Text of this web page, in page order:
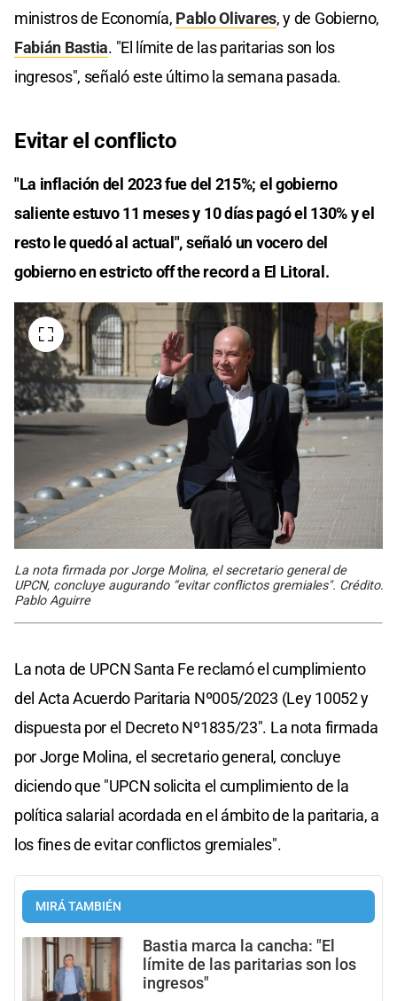
ministros de Economía, Pablo Olivares, y de Gobierno,
Fabián Bastia. "El límite de las paritarias son los
ingresos", señaló este último la semana pasada.
Evitar el conflicto
"La inflación del 2023 fue del 215%; el gobierno
saliente estuvo 11 meses y 10 días pagó el 130% y el
resto le quedó al actual", señaló un vocero del
gobierno en estricto off the record a El Litoral.
La nota firmada por Jorge Molina, el secretario general de
UPCN, concluye augurando “evitar conflictos gremiales". Crédito:
Pablo Aguirre
La nota de UPCN Santa Fe reclamó el cumplimiento
del Acta Acuerdo Paritaria Nº005/2023 (Ley 10052 y
dispuesta por el Decreto Nº1835/23". La nota firmada
por Jorge Molina, el secretario general, concluye
diciendo que "UPCN solicita el cumplimiento de la
política salarial acordada en el ámbito de la paritaria, a
los fines de evitar conflictos gremiales".
MIRÁ TAMBIÉN
Bastia marca la cancha: "El
límite de las paritarias son los
ingresos"